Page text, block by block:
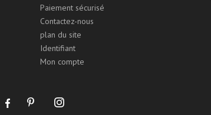
Paiement sécurisé
Contactez-nous
plan du site
Identifiant
Mon compte